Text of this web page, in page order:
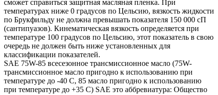
сможет справиться защитная масляная пленка. При
температурах ниже 0 градусов по Цельсию, вязкость жидкости
по Брукфильду не должна превышать показателя 150 000 сП
(сантипуазов). Кинематическая вязкость определяется при
температуре 100 градусов по Цельсию, этот показатель в свою
очередь не должен быть ниже установленных для
классификации показателей.
SAE 75W-85 всесезонное трансмиссионное масло (75W-
трансмиссионное масло пригодно к использованию при
температуре до -40 С, 85 масло пригодно к использованию
при температуре до +35 С) SAE это аббревиатура: Общество